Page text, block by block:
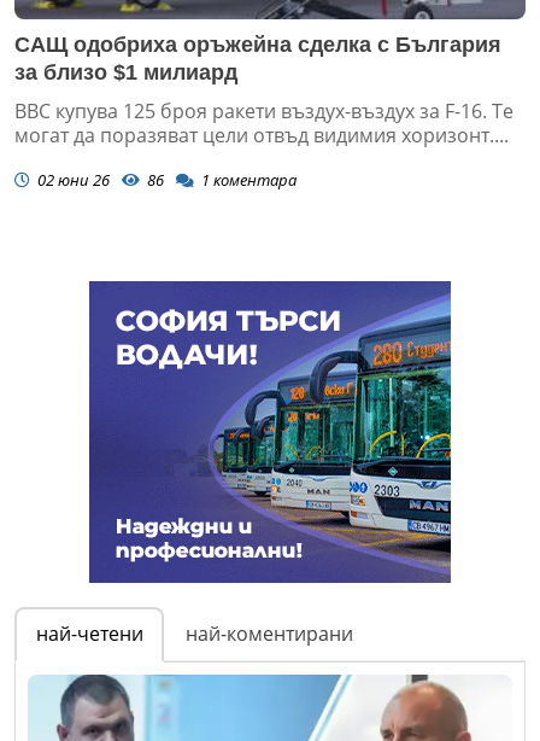
САЩ одобриха оръжейна сделка с България
за близо $1 милиард
ВВС купува 125 броя ракети въздух-въздух за F-16. Те
могат да поразяват цели отвъд видимия хоризонт....
02 юни 26 86 1 коментара
най-четени най-коментирани